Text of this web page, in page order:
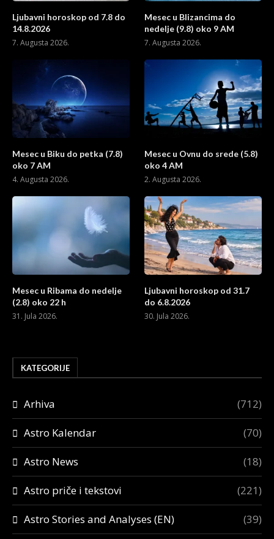
Ljubavni horoskop od 7.8 do
14.8.2026
7. Augusta 2026.
Mesec u Blizancima do
nedelje (9.8) oko 9 AM
7. Augusta 2026.
Mesec u Biku do petka (7.8)
oko 7 AM
4. Augusta 2026.
Mesec u Ovnu do srede (5.8)
oko 4 AM
2. Augusta 2026.
Mesec u Ribama do nedelje
(2.8) oko 22 h
31. Jula 2026.
Ljubavni horoskop od 31.7
do 6.8.2026
30. Jula 2026.
KATEGORIJE
Arhiva (712)
Astro Kalendar (70)
Astro News (18)
Astro priče i tekstovi (221)
Astro Stories and Analyses (EN) (39)